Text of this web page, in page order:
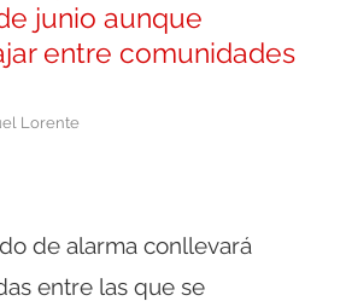
junio aunque
entre comunidades
Lorente
de alarma conllevará
entre las que se